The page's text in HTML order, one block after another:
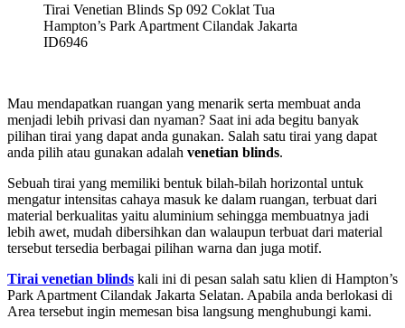
Tirai Venetian Blinds Sp 092 Coklat Tua
Hampton’s Park Apartment Cilandak Jakarta
ID6946
Mau mendapatkan ruangan yang menarik serta membuat anda
menjadi lebih privasi dan nyaman? Saat ini ada begitu banyak
pilihan tirai yang dapat anda gunakan. Salah satu tirai yang dapat
anda pilih atau gunakan adalah venetian blinds.
Sebuah tirai yang memiliki bentuk bilah-bilah horizontal untuk
mengatur intensitas cahaya masuk ke dalam ruangan, terbuat dari
material berkualitas yaitu aluminium sehingga membuatnya jadi
lebih awet, mudah dibersihkan dan walaupun terbuat dari material
tersebut tersedia berbagai pilihan warna dan juga motif.
Tirai venetian blinds kali ini di pesan salah satu klien di Hampton’s
Park Apartment Cilandak Jakarta Selatan. Apabila anda berlokasi di
Area tersebut ingin memesan bisa langsung menghubungi kami.